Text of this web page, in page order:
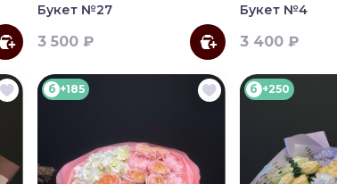
Букет №27
3 500 ₽
Букет №4
3 400 ₽
б +185 б +250